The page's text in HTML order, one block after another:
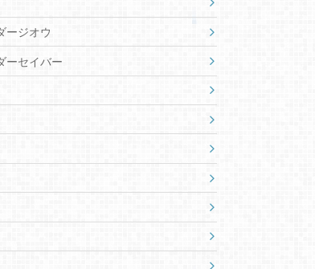
ージオウ
ーセイバー